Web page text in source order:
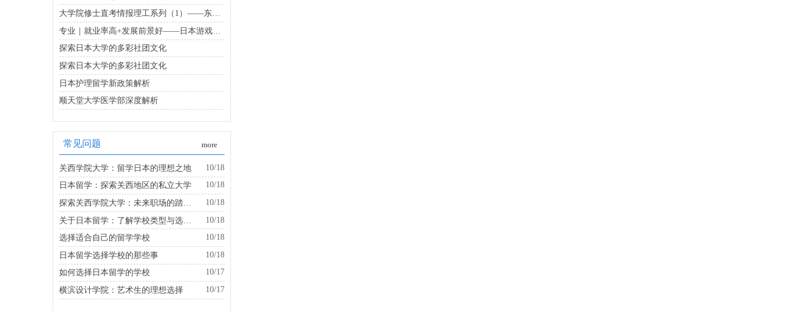
大学院修士直考情报理工系列（1）——东京大学
探索日本大学的多彩社团文化
探索日本大学的多彩社团文化
日本护理留学新政策解析
顺天堂大学医学部深度解析
常见问题 more
关西学院大学：留学日本的理想之地
10/18
日本留学：探索关西地区的私立大学
10/18
10/18
10/18
选择适合自己的留学学校
10/18
日本留学选择学校的那些事
10/18
如何选择日本留学的学校
10/17
横滨设计学院：艺术生的理想选择
10/17